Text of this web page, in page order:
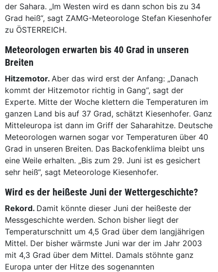
der Sahara. „Im Westen wird es dann schon bis zu 34
Grad heiß“, sagt ZAMG-Meteorologe Stefan Kiesenhofer
zu ÖSTERREICH.
Meteorologen erwarten bis 40 Grad in unseren
Breiten
Hitzemotor. Aber das wird erst der Anfang: „Danach
kommt der Hitzemotor richtig in Gang“, sagt der
Experte. Mitte der Woche klettern die Temperaturen im
ganzen Land bis auf 37 Grad, schätzt Kiesenhofer. Ganz
Mitteleuropa ist dann im Griff der Saharahitze. Deutsche
Meteorologen warnen sogar vor Temperaturen über 40
Grad in unseren Breiten. Das Backofenklima bleibt uns
eine Weile erhalten. „Bis zum 29. Juni ist es gesichert
sehr heiß“, sagt Meteorologe Kiesenhofer.
Wird es der heißeste Juni der Wettergeschichte?
Rekord. Damit könnte dieser Juni der heißeste der
Messgeschichte werden. Schon bisher liegt der
Temperaturschnitt um 4,5 Grad über dem langjährigen
Mittel. Der bisher wärmste Juni war der im Jahr 2003
mit 4,3 Grad über dem Mittel. Damals stöhnte ganz
Europa unter der Hitze des sogenannten